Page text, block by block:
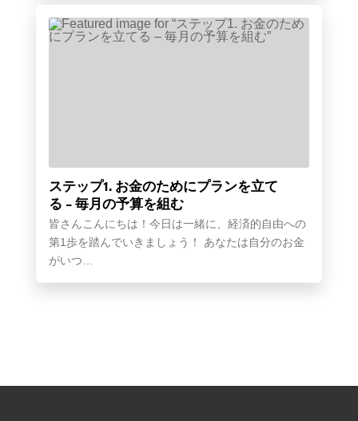
ステップ1. お金のためにプランを立て
る – 毎月の予算を組む
皆さんこんにちは！今日は一緒に、経済的自由への
第1歩を踏んでいきましょう！ あなたは自分のお金
がいつ…